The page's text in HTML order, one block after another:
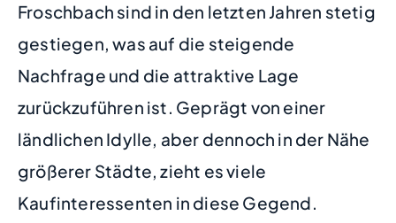
Froschbach sind in den letzten Jahren stetig
gestiegen, was auf die steigende
Nachfrage und die attraktive Lage
zurückzuführen ist. Geprägt von einer
ländlichen Idylle, aber dennoch in der Nähe
größerer Städte, zieht es viele
Kaufinteressenten in diese Gegend.